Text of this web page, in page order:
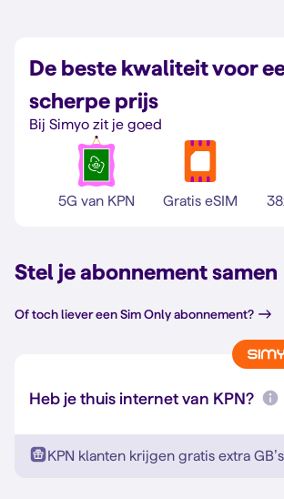
De beste kwaliteit voor
scherpe prijs
Bij Simyo zit je goed
5G van KPN Gratis eSIM
Stel je abonnement samen
Of toch liever een Sim Only abonnement?
Heb je thuis internet van KPN?
KPN klanten krijgen gratis extra GB’s